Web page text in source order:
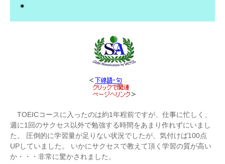
＊
TOEICコースに入ったのは約1年程前ですが、仕事に忙しく、
週に1回のサクセス以外で勉強する時間をあまり作れずにいまし
た。 圧倒的に学習量が足りない状況でしたが、気付けば100点
UPしていました。 いかにサクセスで教えて頂く学習の質が高い
か・・・非常に驚かされました。